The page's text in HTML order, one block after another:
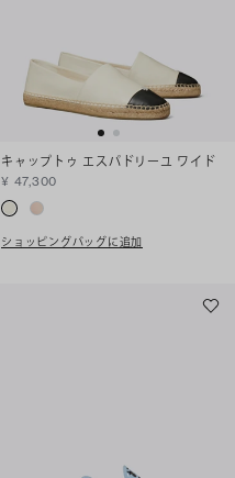
キャップトゥ エスパドリーユ ワイド
¥ 47,300
ショッピングバッグに追加